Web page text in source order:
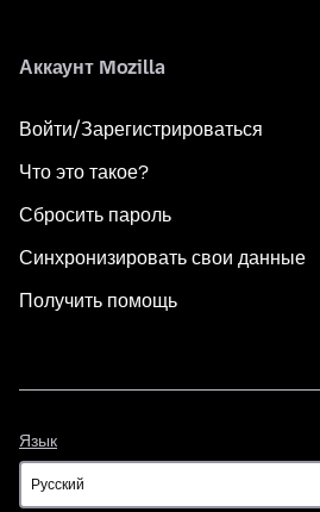
Аккаунт Mozilla
Войти/Зарегистрироваться
Что это такое?
Сбросить пароль
Синхронизировать свои данные
Получить помощь
Язык